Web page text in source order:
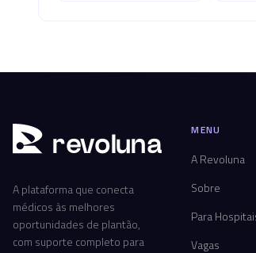
revoluna
A plataforma que conecta
médicos às melhores
oportunidades de plantão,
com suporte completo para
MENU
A Revoluna
Sobre
Para
Vagas